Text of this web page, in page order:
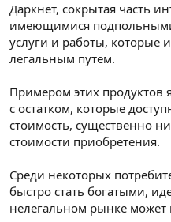
Даркнет, сокрытая часть
имеющимися
услуги и работы, которые
легальным путем.
Примером этих продуктов
с остатком, которые
стоимость, существенно
стоимости приобретения.
Среди некоторых
быстро стать богатыми,
нелегальном рынке может